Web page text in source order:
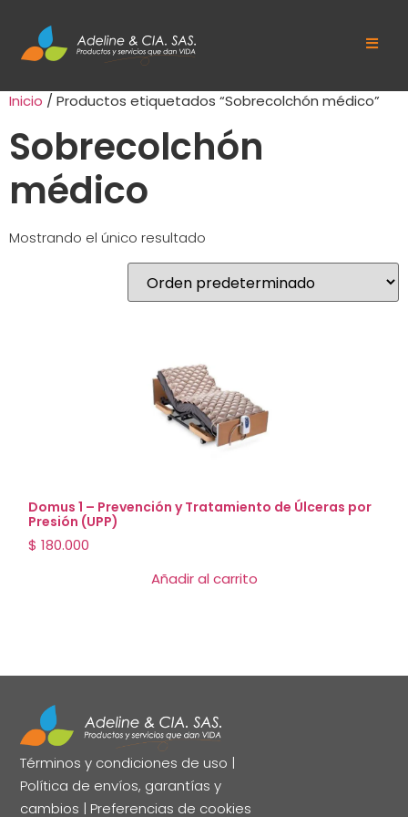
Inicio / Productos etiquetados “Sobrecolchón médico”
Sobrecolchón
médico
Mostrando el único resultado
Domus 1 – Prevención y Tratamiento de Úlceras por
Presión (UPP)
$ 180.000
Añadir al carrito
Términos y condiciones de uso |
Política de envíos, garantías y
cambios | Preferencias de cookies